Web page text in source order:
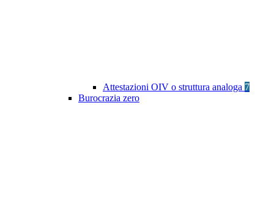
Attestazioni OIV o struttura analoga 7
Burocrazia zero